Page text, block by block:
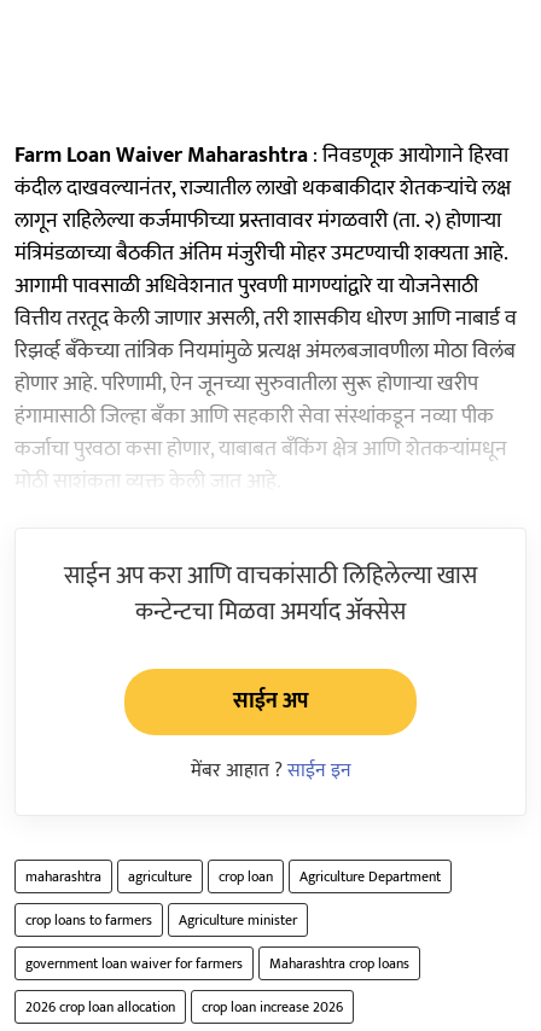
Farm Loan Waiver Maharashtra: निवडणूक आयोगाने हिरवा
कंदील दाखवल्यानंतर, राज्यातील लाखो थकबाकीदार शेतकऱ्यांचे लक्ष
लागून राहिलेल्या कर्जमाफीच्या प्रस्तावावर मंगळवारी (ता. २) होणाऱ्या
मंत्रिमंडळाच्या बैठकीत अंतिम मंजुरीची मोहर उमटण्याची शक्यता आहे.
आगामी पावसाळी अधिवेशनात पुरवणी मागण्यांद्वारे या योजनेसाठी
वित्तीय तरतूद केली जाणार असली, तरी शासकीय धोरण आणि नाबार्ड व
रिझर्व्ह बँकेच्या तांत्रिक नियमांमुळे प्रत्यक्ष अंमलबजावणीला मोठा विलंब
होणार आहे. परिणामी, ऐन जूनच्या सुरुवातीला सुरू होणाऱ्या खरीप
हंगामासाठी जिल्हा बँका आणि सहकारी सेवा संस्थांकडून नव्या पीक
कर्जाचा पुरवठा कसा होणार, याबाबत बँकिंग क्षेत्र आणि शेतकऱ्यांमधून
मोठी साशंकता व्यक्त केली जात आहे.
साईन अप करा आणि वाचकांसाठी लिहिलेल्या खास
कन्टेन्टचा मिळवा अमर्याद ॲक्सेस
साईन अप
मेंबर आहात ?साईन इन
maharashtra agriculture crop loan
Agriculture Department
crop loans to farmers
Agriculture minister
government loan waiver for farmers
Maharashtra crop loans
2026 crop loan allocation
crop loan increase 2026